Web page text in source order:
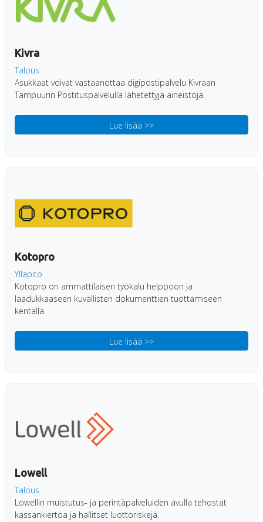
Kivra
Talous
Asukkaat voivat vastaanottaa digipostipalvelu Kivraan
Tampuurin Postituspalvelulla lähetettyjä aineistoja.
Lue lisää >>
Kotopro
Ylläpito
Kotopro on ammattilaisen työkalu helppoon ja
laadukkaaseen kuvallisten dokumenttien tuottamiseen
kentällä.
Lue lisää >>
Lowell
Talous
Lowellin muistutus- ja perintäpalveluiden avulla tehostat
kassankiertoa ja hallitset luottoriskejä.